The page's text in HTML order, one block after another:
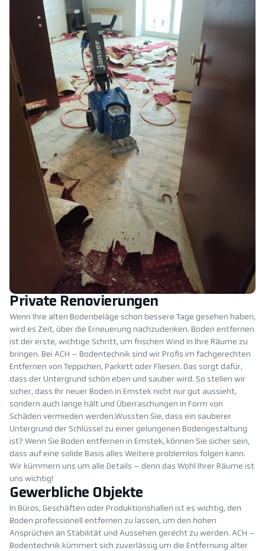
Private Renovierungen
Wenn Ihre alten Bodenbeläge schon bessere Tage gesehen haben,
wird es Zeit, über die Erneuerung nachzudenken. Boden entfernen
ist der erste, wichtige Schritt, um frischen Wind in Ihre Räume zu
bringen. Bei ACH – Bodentechnik sind wir Profis im fachgerechten
Entfernen von Teppichen, Parkett oder Fliesen. Das sorgt dafür,
dass der Untergrund schön eben und sauber wird. So stellen wir
sicher, dass Ihr neuer Boden in Emstek nicht nur gut aussieht,
sondern auch lange hält und Überraschungen in Form von
Schäden vermieden werden.Wussten Sie, dass ein sauberer
Untergrund der Schlüssel zu einer gelungenen Bodengestaltung
ist? Wenn Sie Boden entfernen in Emstek, können Sie sicher sein,
dass auf eine solide Basis alles Weitere problemlos folgen kann.
Wir kümmern uns um alle Details – denn das Wohl Ihrer Räume ist
uns wichtig!
Gewerbliche Objekte
In Büros, Geschäften oder Produktionshallen ist es wichtig, den
Boden professionell entfernen zu lassen, um den hohen
Ansprüchen an Stabilität und Aussehen gerecht zu werden. ACH –
Bodentechnik kümmert sich zuverlässig um die Entfernung alter